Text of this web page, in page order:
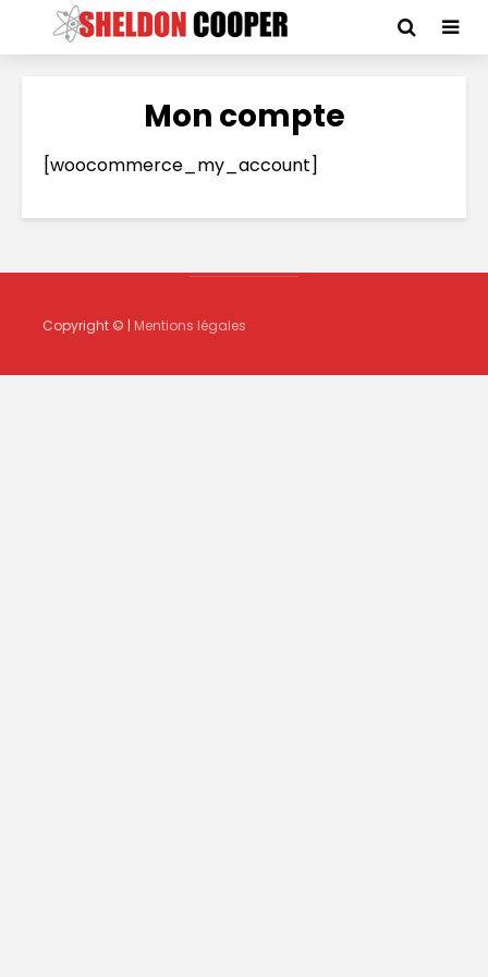
Mon compte
[woocommerce_my_account]
Copyright © | Mentions légales